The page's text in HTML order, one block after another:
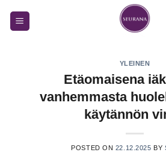
YLEINEN
Etäomaisena
vanhemmasta
käytännön
POSTED ON 22.12.2025 BY